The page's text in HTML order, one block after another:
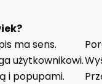
ma sens.
użytkownikowi.
i popupami.